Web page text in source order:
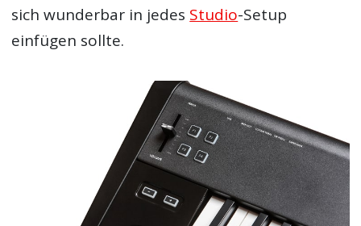
sich wunderbar in jedes Studio-Setup
einfügen sollte.